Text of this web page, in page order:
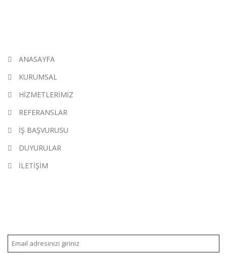
ANASAYFA
KURUMSAL
HİZMETLERİMİZ
REFERANSLAR
İŞ BAŞVURUSU
DUYURULAR
İLETİŞİM